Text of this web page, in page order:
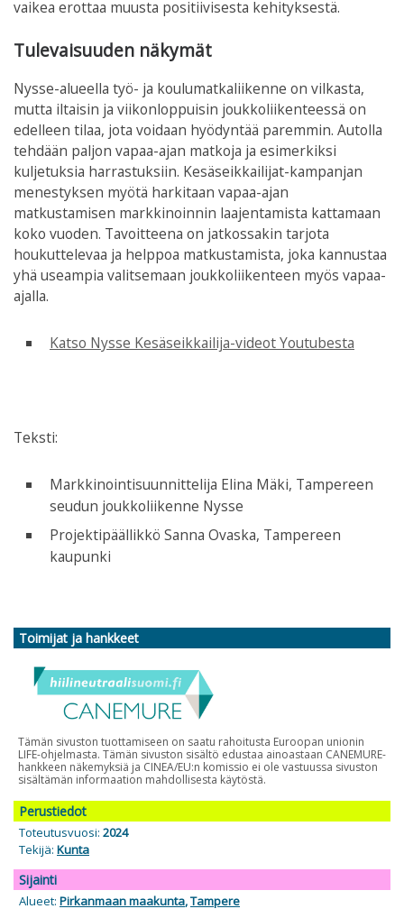
vaikea erottaa muusta positiivisesta kehityksestä.
Tulevaisuuden näkymät
Nysse-alueella työ- ja koulumatkaliikenne on vilkasta,
mutta iltaisin ja viikonloppuisin joukkoliikenteessä on
edelleen tilaa, jota voidaan hyödyntää paremmin. Autolla
tehdään paljon vapaa-ajan matkoja ja esimerkiksi
kuljetuksia harrastuksiin. Kesäseikkailijat-kampanjan
menestyksen myötä harkitaan vapaa-ajan
matkustamisen markkinoinnin laajentamista kattamaan
koko vuoden. Tavoitteena on jatkossakin tarjota
houkuttelevaa ja helppoa matkustamista, joka kannustaa
yhä useampia valitsemaan joukkoliikenteen myös vapaa-
ajalla.
Katso Nysse Kesäseikkailija-videot Youtubesta
Teksti:
Markkinointisuunnittelija Elina Mäki, Tampereen
seudun joukkoliikenne Nysse
Projektipäällikkö Sanna Ovaska, Tampereen
kaupunki
Toimijat ja hankkeet
Tämän sivuston tuottamiseen on saatu rahoitusta Euroopan unionin
LIFE-ohjelmasta. Tämän sivuston sisältö edustaa ainoastaan CANEMURE-
hankkeen näkemyksiä ja CINEA/EU:n komissio ei ole vastuussa sivuston
sisältämän informaation mahdollisesta käytöstä.
Perustiedot
Toteutusvuosi: 2024
Tekijä: Kunta
Sijainti
Alueet: Pirkanmaan maakunta,Tampere